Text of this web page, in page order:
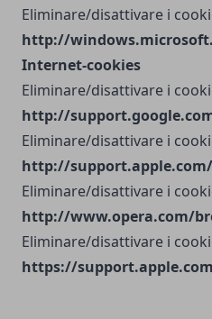
Eliminare/disattivare i
http://
Internet-cookies
Eliminare/disattivare i
http://
Eliminare/disattivare i
http://support.apple.com/
Eliminare/disattivare i
http://www.opera.com/
Eliminare/disattivare i
https://